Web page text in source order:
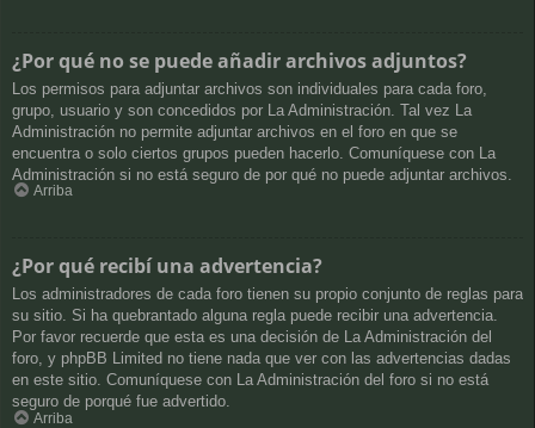
¿Por qué no se puede añadir archivos adjuntos?
Los permisos para adjuntar archivos son individuales para cada foro,
grupo, usuario y son concedidos por La Administración. Tal vez La
Administración no permite adjuntar archivos en el foro en que se
encuentra o solo ciertos grupos pueden hacerlo. Comuníquese con La
Administración si no está seguro de por qué no puede adjuntar archivos.
Arriba
¿Por qué recibí una advertencia?
Los administradores de cada foro tienen su propio conjunto de reglas para
su sitio. Si ha quebrantado alguna regla puede recibir una advertencia.
Por favor recuerde que esta es una decisión de La Administración del
foro, y phpBB Limited no tiene nada que ver con las advertencias dadas
en este sitio. Comuníquese con La Administración del foro si no está
seguro de porqué fue advertido.
Arriba